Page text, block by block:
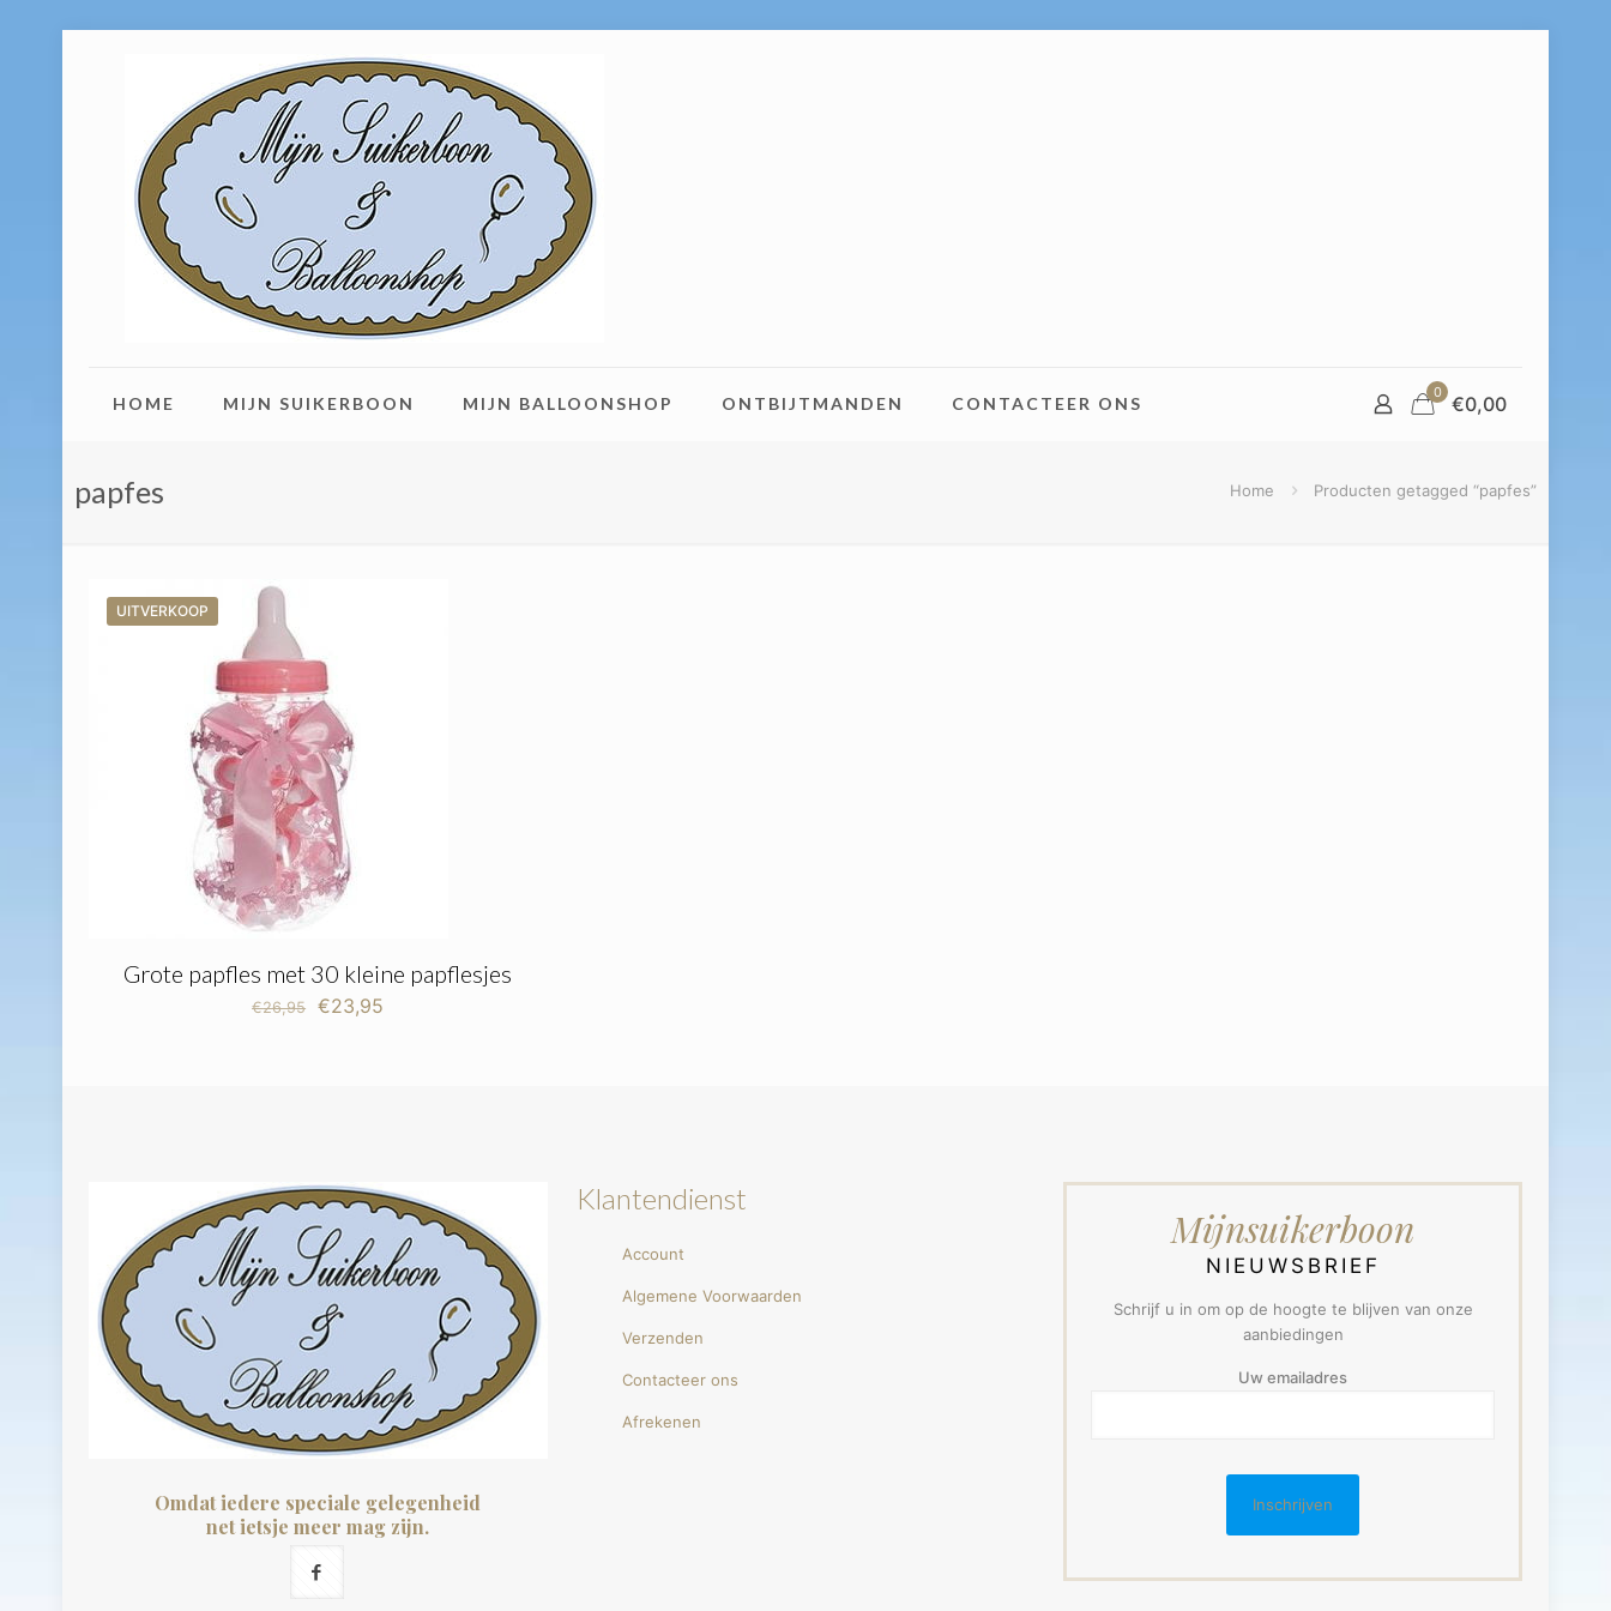
HOME MIJN SUIKERBOON MIJN BALLOONSHOP ONTBIJTMANDEN CONTACTEER ONS
0 €0,00
papfes Home Producten getagged “papfes”
UITVERKOOP
Grote papfles met 30 kleine papflesjes
€26,95
Oorspronkelijke
€23,95
Omdat iedere speciale gelegenheid
net ietsje meer mag zijn.
Klantendienst
Account
Algemene Voorwaarden
Verzenden
Contacteer ons
Afrekenen
Mijnsuikerboon
NIEUWSBRIEF
Schrijf u in om op de hoogte te blijven van onze
aanbiedingen
Uw emailadres